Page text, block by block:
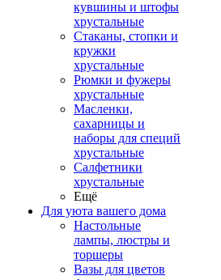
кувшины и штофы
хрустальные
Стаканы, стопки и
кружки
хрустальные
Рюмки и фужеры
хрустальные
Масленки,
сахарницы и
наборы для специй
хрустальные
Салфетники
хрустальные
Ещё
Для уюта вашего дома
Настольные
лампы, люстры и
торшеры
Вазы для цветов